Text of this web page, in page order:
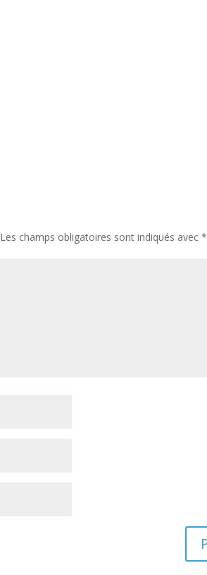
Les champs obligatoires sont indiqués avec*